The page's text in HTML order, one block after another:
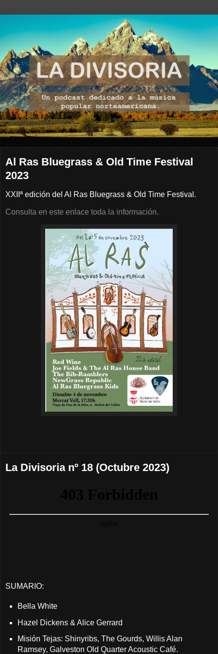
Al Ras Bluegrass & Old Time Festival
2023
XXIIª edición del Al Ras Bluegrass & Old Time Festival.
Consulta en este enlace toda la información.
La Divisoria nº 18 (Octubre 2023)
SUMARIO:
Bella White
Hazel Dickens & Alice Gerrard
Misión Tejas: Shinyribs, The Gourds, Willis Alan
Ramsey, Galveston Old Quarter Acoustic Café.